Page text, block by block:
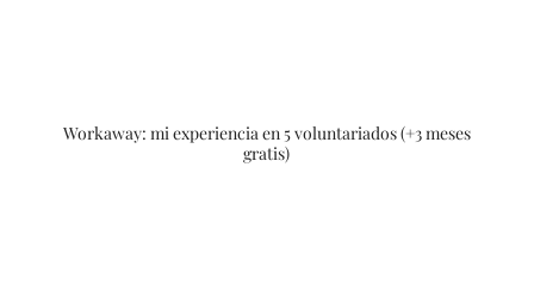
Workaway: mi experiencia en 5 voluntariados (+3 meses
gratis)